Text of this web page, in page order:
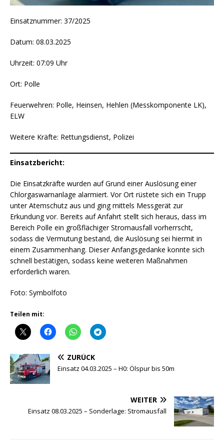
Einsatznummer: 37/2025
Datum: 08.03.2025
Uhrzeit: 07:09 Uhr
Ort: Polle
Feuerwehren: Polle, Heinsen, Hehlen (Messkomponente LK),
ELW
Weitere Kräfte: Rettungsdienst, Polizei
Einsatzbericht:
Die Einsatzkräfte wurden auf Grund einer Auslösung einer
Chlorgaswarnanlage alarmiert. Vor Ort rüstete sich ein Trupp
unter Atemschutz aus und ging mittels Messgerät zur
Erkundung vor. Bereits auf Anfahrt stellt sich heraus, dass im
Bereich Polle ein großflächiger Stromausfall vorherrscht,
sodass die Vermutung bestand, die Auslösung sei hiermit in
einem Zusammenhang. Dieser Anfangsgedanke konnte sich
schnell bestätigen, sodass keine weiteren Maßnahmen
erforderlich waren.
Foto: Symbolfoto
Teilen mit:
ZURÜCK
Einsatz 04.03.2025 – H0: Ölspur bis 50m
WEITER
Einsatz 08.03.2025 – Sonderlage: Stromausfall